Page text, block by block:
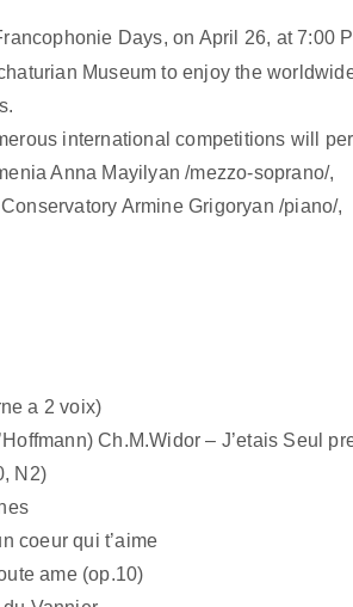
Days, on April 26, at 7:00
Museum to enjoy the
international competitions will
Anna Mayilyan /mezzo-soprano/,
Armine Grigoryan /piano/,
a 2 voix)
Ch.M.Widor – J’etais Seul
N2)
coeur qui t’aime
ame (op.10)